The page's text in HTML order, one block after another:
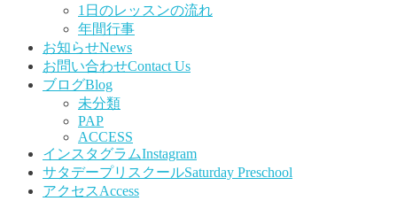
1日のレッスンの流れ
年間行事
お知らせNews
お問い合わせContact Us
ブログBlog
未分類
PAP
ACCESS
インスタグラムInstagram
サタデープリスクールSaturday Preschool
アクセスAccess